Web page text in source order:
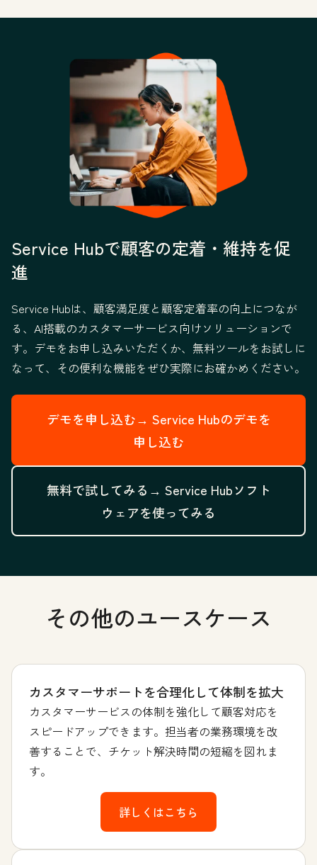
Service Hubで顧客の定着・維持を促
進
Service Hubは、顧客満足度と顧客定着率の向上につなが
る、AI搭載のカスタマーサービス向けソリューションで
す。デモをお申し込みいただくか、無料ツールをお試しに
なって、その便利な機能をぜひ実際にお確かめください。
デモを申し込む→ Service Hubのデモを
申し込む
無料で試してみる→ Service Hubソフト
ウェアを使ってみる
その他のユースケース
カスタマーサポートを合理化して体制を拡大
カスタマーサービスの体制を強化して顧客対応を
スピードアップできます。担当者の業務環境を改
善することで、チケット解決時間の短縮を図れま
す。
詳しくはこちら